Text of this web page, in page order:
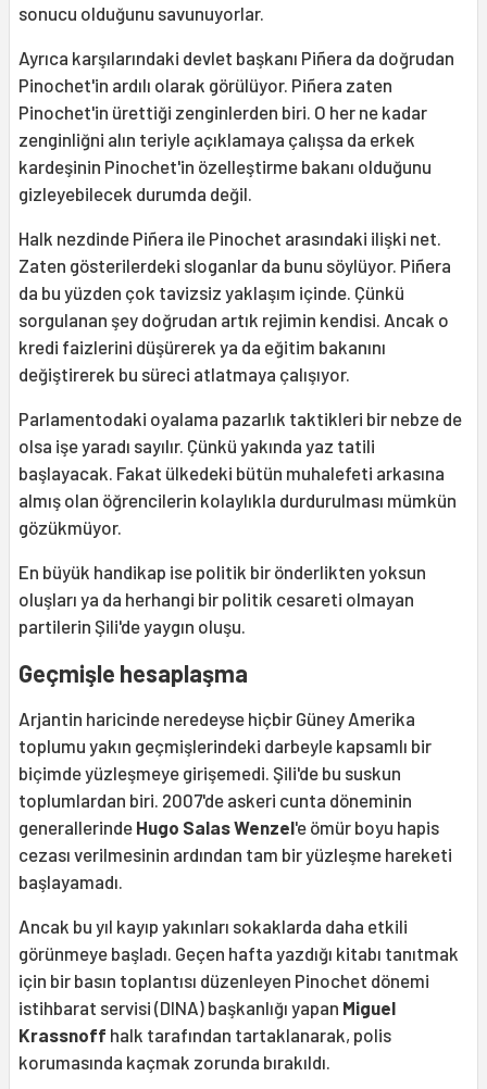
sonucu olduğunu savunuyorlar.
Ayrıca karşılarındaki devlet başkanı Piñera da doğrudan
Pinochet'in ardılı olarak görülüyor. Piñera zaten
Pinochet'in ürettiği zenginlerden biri. O her ne kadar
zenginliğni alın teriyle açıklamaya çalışsa da erkek
kardeşinin Pinochet'in özelleştirme bakanı olduğunu
gizleyebilecek durumda değil.
Halk nezdinde Piñera ile Pinochet arasındaki ilişki net.
Zaten gösterilerdeki sloganlar da bunu söylüyor. Piñera
da bu yüzden çok tavizsiz yaklaşım içinde. Çünkü
sorgulanan şey doğrudan artık rejimin kendisi. Ancak o
kredi faizlerini düşürerek ya da eğitim bakanını
değiştirerek bu süreci atlatmaya çalışıyor.
Parlamentodaki oyalama pazarlık taktikleri bir nebze de
olsa işe yaradı sayılır. Çünkü yakında yaz tatili
başlayacak. Fakat ülkedeki bütün muhalefeti arkasına
almış olan öğrencilerin kolaylıkla durdurulması mümkün
gözükmüyor.
En büyük handikap ise politik bir önderlikten yoksun
oluşları ya da herhangi bir politik cesareti olmayan
partilerin Şili'de yaygın oluşu.
Geçmişle hesaplaşma
Arjantin haricinde neredeyse hiçbir Güney Amerika
toplumu yakın geçmişlerindeki darbeyle kapsamlı bir
biçimde yüzleşmeye girişemedi. Şili'de bu suskun
toplumlardan biri. 2007'de askeri cunta döneminin
generallerinde Hugo Salas Wenzel'e ömür boyu hapis
cezası verilmesinin ardından tam bir yüzleşme hareketi
başlayamadı.
Ancak bu yıl kayıp yakınları sokaklarda daha etkili
görünmeye başladı. Geçen hafta yazdığı kitabı tanıtmak
için bir basın toplantısı düzenleyen Pinochet dönemi
istihbarat servisi (DINA) başkanlığı yapan Miguel
Krassnoff halk tarafından tartaklanarak, polis
korumasında kaçmak zorunda bırakıldı.